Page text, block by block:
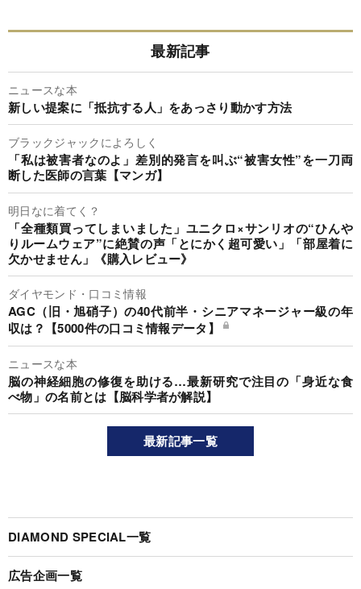
最新記事
ニュースな本
新しい提案に「抵抗する人」をあっさり動かす方法
ブラックジャックによろしく
「私は被害者なのよ」差別的発言を叫ぶ“被害女性”を一刀両
断した医師の言葉【マンガ】
明日なに着てく？
「全種類買ってしまいました」ユニクロ×サンリオの“ひんや
りルームウェア”に絶賛の声「とにかく超可愛い」「部屋着に
欠かせません」《購入レビュー》
ダイヤモンド・口コミ情報
AGC（旧・旭硝子）の40代前半・シニアマネージャー級の年
収は？【5000件の口コミ情報データ】
ニュースな本
脳の神経細胞の修復を助ける…最新研究で注目の「身近な食
べ物」の名前とは【脳科学者が解説】
最新記事一覧
DIAMOND SPECIAL一覧
広告企画一覧